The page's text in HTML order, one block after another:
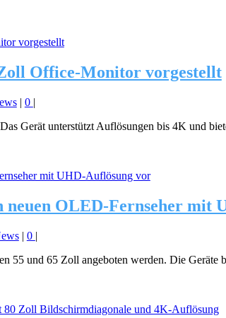
Office-Monitor vorgestellt
| 0 |
Gerät unterstützt Auflösungen bis 4K und
neuen OLED-Fernseher mit
| 0 |
55 und 65 Zoll angeboten werden. Die